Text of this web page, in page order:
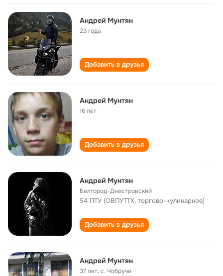
Андрей Мунтян
23 года
Добавить в друзья
Андрей Мунтян
16 лет
Добавить в друзья
Андрей Мунтян
Белгород-Днестровский
54 ПТУ (ОВПУТТХ, торгово-кулинарное)
Добавить в друзья
Андрей Мунтян
37 лет,с. Чобручи